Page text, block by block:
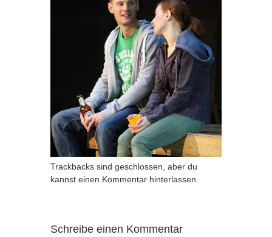
Trackbacks sind geschlossen, aber du
kannst einen Kommentar hinterlassen.
Schreibe einen Kommentar